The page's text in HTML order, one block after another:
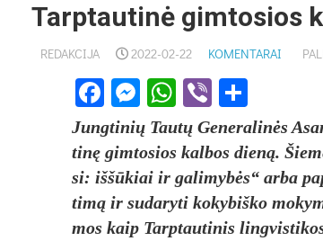
Tarptautinė gimtosios
REDAKCIJA 2022-02-22 KOMENTARAI
Facebook
Messenger
WhatsApp
Viber
Jung­ti­nių Tautų Ge­ne­ra­linės
tinę gim­to­sios kal­bos dieną.
si: iššū­kiai ir ga­li­mybės“ ar­ba
timą ir su­da­ry­ti ko­ky­biš­ko
mos kaip Tarp­tau­ti­nis